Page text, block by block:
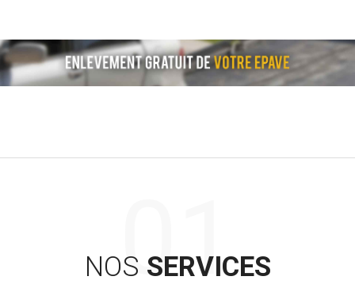
NOS SERVICES